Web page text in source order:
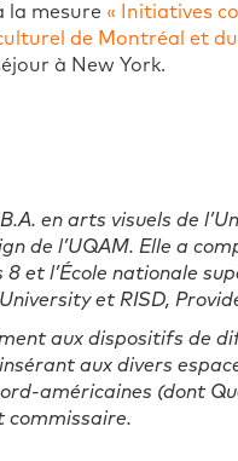
la mesure « Initiatives
de Montréal et
à New York.
en arts visuels de
de l’UQAM. Elle a
et l’École nationale
et RISD,
aux dispositifs de
aux divers
américaines (dont
commissaire.